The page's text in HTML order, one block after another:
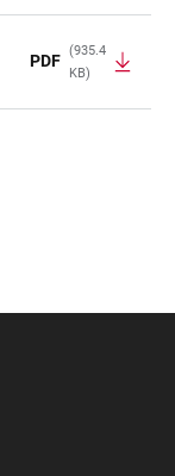
PDF
(935.4
KB)